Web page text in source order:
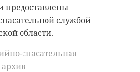
предоставлены
службой
области.
спасательная
проезжающих
большой высоты
в городе - только